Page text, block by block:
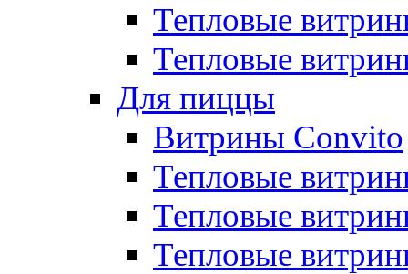
Тепловые
Тепловые
Для пиццы
Витрины Convito
Тепловые
Тепловые
Тепловые